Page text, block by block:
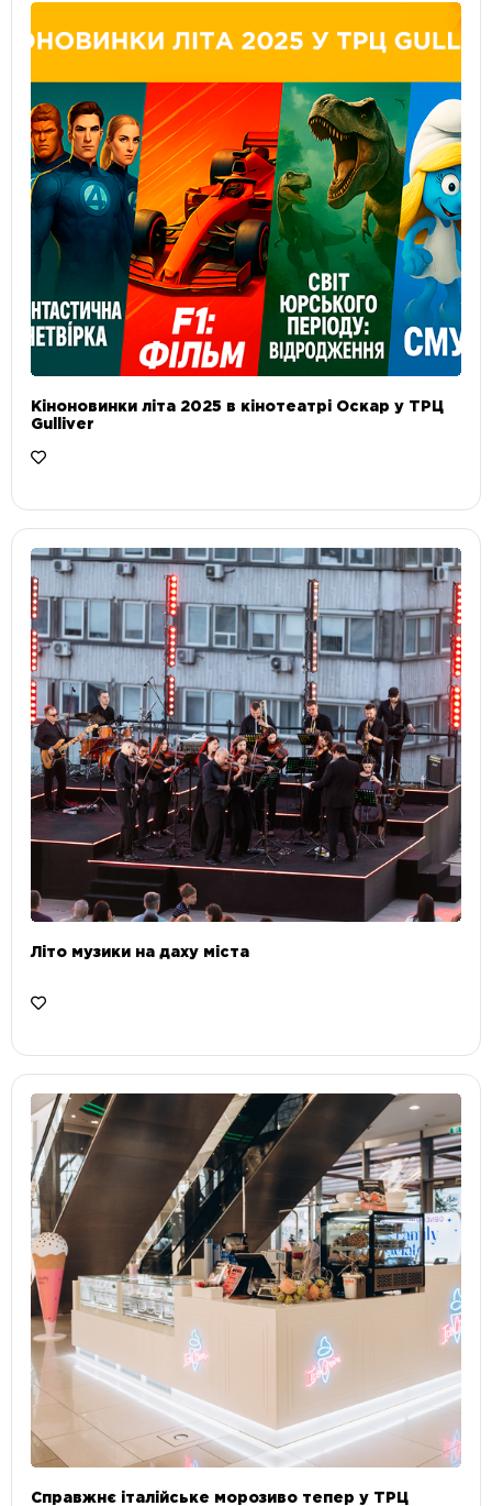
Кіноновинки літа 2025 в кінотеатрі Оскар у ТРЦ
Gulliver
Літо музики на даху міста
Справжнє італійське морозиво тепер у ТРЦ